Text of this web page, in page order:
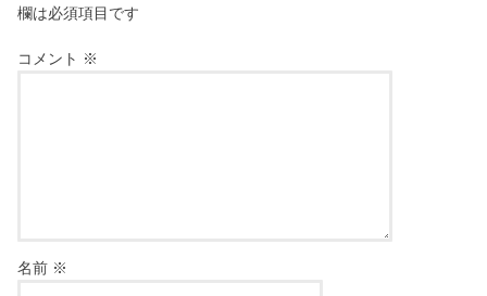
欄は必須項目です
コメント ※
名前 ※